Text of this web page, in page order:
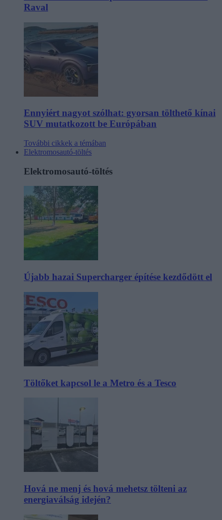
Raval
Ennyiért nagyot szólhat: gyorsan tölthető kínai
SUV mutatkozott be Európában
További cikkek a témában
Elektromosautó-töltés
Elektromosautó-töltés
Újabb hazai Supercharger építése kezdődött el
Töltőket kapcsol le a Metro és a Tesco
Hová ne menj és hová mehetsz tölteni az
energiaválság idején?